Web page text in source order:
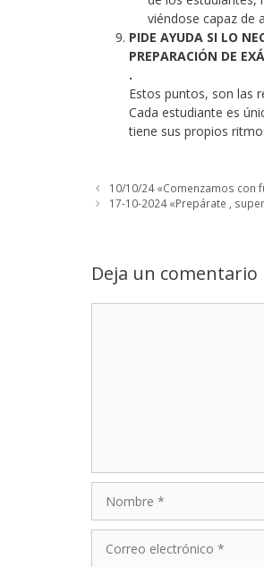
viéndose capaz de
PIDE AYUDA SI LO
PREPARACIÓN DE
.
Estos puntos, son las
Cada estudiante es
tiene sus propios
10/10/24 «Comenzamos con
17-10-2024 «Prepárate ,
Deja un comentario
electrónico